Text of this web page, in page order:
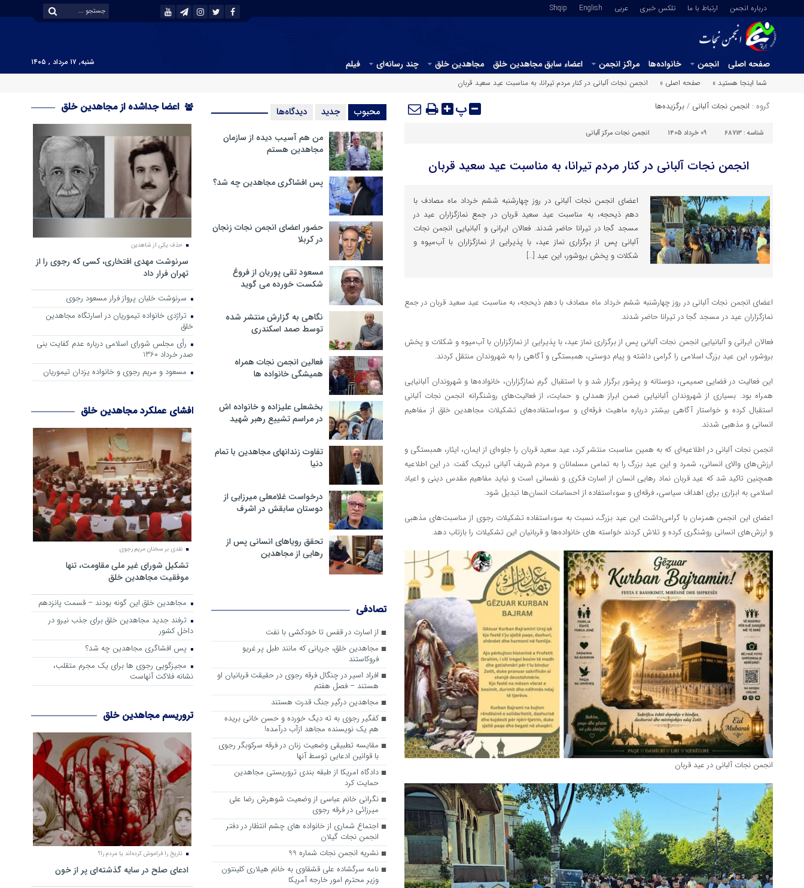
درباره انجمن ارتباط با ما تلکس خبری عربي English
Shqip
صفحه اصلی انجمن خانواده‌ها مراکز انجمن اعضاء سابق مجاهدین خلق مجاهدین خلق چند رسانه‌ای فیلم
شنبه, ۱۷ مرداد , ۱۴۰۵
شما اینجا هستید »
صفحه اصلی » انجمن نجات آلبانی در کنار مردم تیرانا، به مناسبت عید سعید قربان
گروه : انجمن نجات آلبانی /برگزیده‌ها پ
شناسه : 68713 09 خرداد 1405 انجمن نجات مرکز آلبانی
انجمن نجات آلبانی در کنار مردم تیرانا، به مناسبت عید سعید قربان
اعضای انجمن نجات آلبانی در روز چهارشنبه ششم خرداد ماه مصادف با
دهم ذیحجه، به مناسبت عید سعید قربان در جمع نمازگزاران عید در
مسجد گجا در تیرانا حاضر شدند. فعالان ایرانی و آلبانیایی انجمن نجات
آلبانی پس از برگزاری نماز عید، با پذیرایی از نمازگزاران با آب‌میوه و
شکلات و پخش بروشور، این عید […]
اعضای انجمن نجات آلبانی در روز چهارشنبه ششم خرداد ماه مصادف با دهم ذیحجه، به مناسبت عید سعید قربان در جمع
نمازگزاران عید در مسجد گجا در تیرانا حاضر شدند.
فعالان ایرانی و آلبانیایی انجمن نجات آلبانی پس از برگزاری نماز عید، با پذیرایی از نمازگزاران با آب‌میوه و شکلات و پخش
بروشور، این عید بزرگ اسلامی را گرامی داشته و پیام دوستی، همبستگی و آگاهی را به شهروندان منتقل کردند.
این فعالیت در فضایی صمیمی، دوستانه و پرشور برگزار شد و با استقبال گرم نمازگزاران، خانواده‌ها و شهروندان آلبانیایی
همراه بود. بسیاری از شهروندان آلبانیایی ضمن ابراز همدلی و حمایت، از فعالیت‌های روشنگرانه انجمن نجات آلبانی
استقبال کرده و خواستار آگاهی بیشتر درباره ماهیت فرقه‌ای و سوءاستفاده‌های تشکیلات مجاهدین خلق از مفاهیم
انسانی و مذهبی شدند.
انجمن نجات آلبانی در اطلاعیه‌ای که به همین مناسبت منتشر کرد، عید سعید قربان را جلوه‌ای از ایمان، ایثار، همبستگی و
ارزش‌های والای انسانی، شمرد و این عید بزرگ را به تمامی مسلمانان و مردم شریف آلبانی تبریک گفت. در این اطلاعیه
همچنین تاکید شد که عید قربان نماد رهایی انسان از اسارت فکری و نفسانی است و نباید مفاهیم مقدس دینی و اعیاد
اسلامی به ابزاری برای اهداف سیاسی، فرقه‌ای و سوءاستفاده از احساسات انسان‌ها تبدیل شود.
اعضای این انجمن همزمان با گرامی‌داشت این عید بزرگ، نسبت به سوءاستفاده تشکیلات رجوی از مناسبت‌های مذهبی
و ارزش‌های انسانی روشنگری کرده و تلاش کردند خواسته های‌ خانواده‌ها و قربانیان این تشکیلات را بازتاب دهد.
انجمن نجات آلبانی در عید قربان
محبوب جدید دیدگاه‌ها
من هم آسیب دیده از سازمان
مجاهدین هستم
پس افشاگری مجاهدین چه شد؟
حضور اعضای انجمن نجات زنجان
در کربلا
مسعود تقی پوریان از فروغ
شکست خورده می گوید
نگاهی به گزارش منتشر شده
توسط صمد اسکندری
فعالین انجمن نجات همراه
همیشگی خانواده ها
بخشعلی علیزاده و خانواده اش
در مراسم تشییع رهبر شهید
تفاوت زندانهای مجاهدین با تمام
دنیا
درخواست غلامعلی میرزایی از
دوستان سابقش در اشرف
تحقق رویاهای انسانی پس از
رهایی از مجاهدین
تصادفی
از اسارت در قفس تا خودکشی با نفت
مجاهدین خلق، جریانی که مانند طبل پر غریو
فروکاستند
افراد اسیر در چنگال فرقه رجوی در حقیقت قربانیان او
هستند – فصل هفتم
مجاهدین درگیر جنگ قدرت هستند
کفگیر رجوی به ته دیگ خورده و حسن خانی بریده
هم یک نویسنده مجاهد ازآب درآمده!
مقایسه تطبیقی وضعیت زنان در فرقه سرکوبگر رجوی
با قوانین ادعایی توسط آنها
دادگاه امریکا از طبقه بندی تروریستی مجاهدین
حمایت کرد
نگرانی خانم عباسی از وضعیت شوهرش رضا علی
میرزائی در فرقه رجوی
اجتماع شماری از خانواده های چشم انتظار در دفتر
انجمن نجات گیلان
نشریه انجمن نجات شماره 99
نامه سرگشاده علی قشقاوی به خانم هیلاری کلینتون
وزیر محترم امور خارجه آمریکا
اعضا جداشده از مجاهدین خلق
حذف یکی از شاهدین
سرنوشت مهدی افتخاری، کسی که رجوی را از
تهران فرار داد
سرنوشت خلبان پرواز فرار مسعود رجوی
تراژدی خانواده تیموریان در اسارتگاه مجاهدین
خلق
رأی مجلس شورای اسلامی درباره عدم كفایت بنی
صدر خرداد 1360
مسعود و مریم رجوی و خانواده یزدان تیموریان
افشای عملکرد مجاهدین خلق
نقدی بر سخنان مریم رجوی
تشکیل شورای غیر ملی مقاومت، تنها
موفقیت مجاهدین خلق
مجاهدین خلق این گونه بودند – قسمت پانزدهم
ترفند جدید مجاهدین خلق برای جذب نیرو در
داخل کشور
پس افشاگری مجاهدین چه شد؟
مجیزگویی رجوی ها برای یک مجرم متقلب،
نشانه فلاکت آنهاست
تروریسم مجاهدین خلق
تاریخ را فراموش کرده‌اند یا مردم را؟
ادعای صلح در سایه گذشته‌ای پر از خون